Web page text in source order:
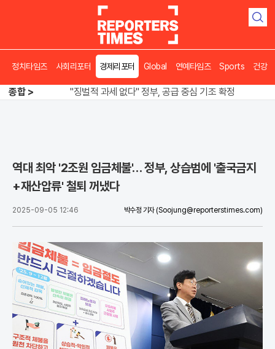
검
정치타임즈 사회리포터 경제리포터 Global 연예타임즈 Sports 건강
종합 >
오뚜기·비비고 면 전쟁, 폭염 특수에 매출 껑충
"징벌적 과세 없다" 정부, 공급 중심 기조 확정
폭염·가뭄 이중고, 이 대통령 "취약계층 끝까지 보호"
역대 최악 '2조원 임금체불'… 정부, 상습범에 '출국금지
+재산압류' 철퇴 꺼냈다
2025-09-05 12:46 박수정 기자 (Soojung@reporterstimes.com)